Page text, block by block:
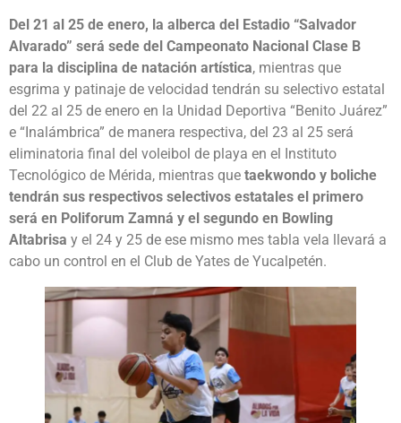
Del 21 al 25 de enero, la alberca del Estadio “Salvador
Alvarado” será sede del Campeonato Nacional Clase B
para la disciplina de natación artística, mientras que
esgrima y patinaje de velocidad tendrán su selectivo estatal
del 22 al 25 de enero en la Unidad Deportiva “Benito Juárez”
e “Inalámbrica” de manera respectiva, del 23 al 25 será
eliminatoria final del voleibol de playa en el Instituto
Tecnológico de Mérida, mientras que taekwondo y boliche
tendrán sus respectivos selectivos estatales el primero
será en Poliforum Zamná y el segundo en Bowling
Altabrisa y el 24 y 25 de ese mismo mes tabla vela llevará a
cabo un control en el Club de Yates de Yucalpetén.